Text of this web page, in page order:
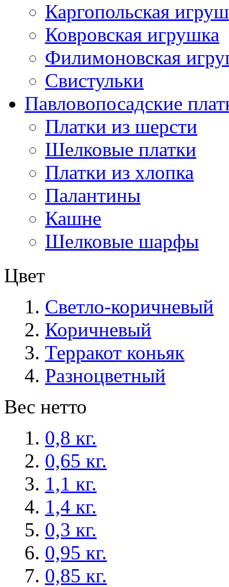
Каргопольская
Ковровская игрушка
Филимоновская
Свистульки
Павловопосадские
Платки из шерсти
Шелковые платки
Платки из хлопка
Палантины
Кашне
Шелковые шарфы
Цвет
Светло-коричневый
Коричневый
Терракот коньяк
Разноцветный
Вес нетто
0,8 кг.
0,65 кг.
1,1 кг.
1,4 кг.
0,3 кг.
0,95 кг.
0,85 кг.